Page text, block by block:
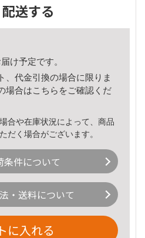
配送する
け予定です。
、代金引換の場合に限りま
場合はこちら をご確認くだ
合や在庫状況によって、商品
だく場合がございます。
条件について
・送料について
に入れる